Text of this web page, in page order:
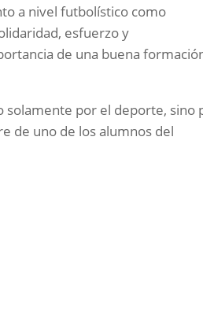
a nivel futbolístico como
esfuerzo y
de una buena
solamente por el deporte, sino
de uno de los alumnos del